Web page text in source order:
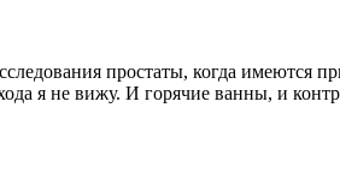
простаты, когда имеются
я не вижу. И горячие ванны, и